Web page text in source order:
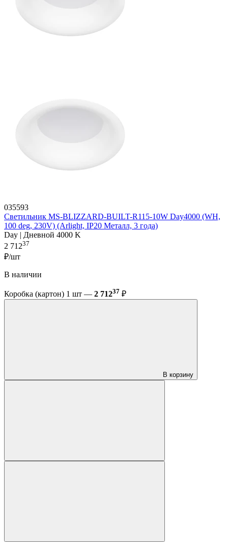
035593
Светильник MS-BLIZZARD-BUILT-R115-10W Day4000 (WH,
100 deg, 230V) (Arlight, IP20 Металл, 3 года)
Day | Дневной 4000 K
2 71237
₽/шт
В наличии
Коробка (картон) 1 шт — 2 71237 ₽
В корзину